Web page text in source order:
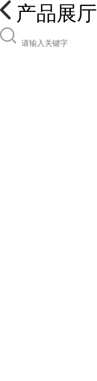
产品展厅